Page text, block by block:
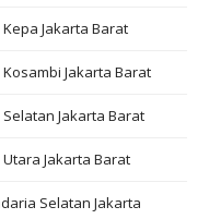
Jakarta Barat
Jakarta Barat
Jakarta Barat
Jakarta Barat
Selatan Jakarta